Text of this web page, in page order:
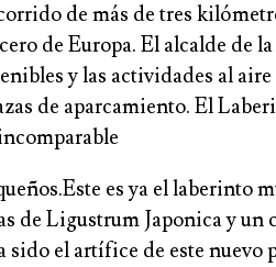
de más de tres
de Europa. El alcalde de
y las actividades al
de aparcamiento. El
es ya el laberinto
de Ligustrum Japonica y un
el artífice de este nuevo